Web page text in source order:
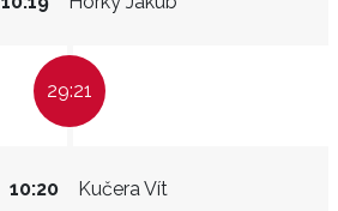
29:21
Kučera Vít
10:20